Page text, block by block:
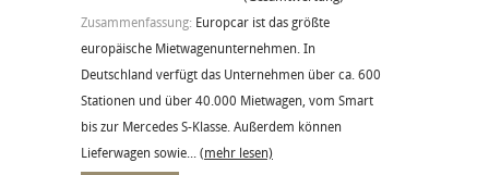
Zusammenfassung: Europcar ist das größte
europäische Mietwagenunternehmen. In
Deutschland verfügt das Unternehmen über ca. 600
Stationen und über 40.000 Mietwagen, vom Smart
bis zur Mercedes S-Klasse. Außerdem können
Lieferwagen sowie... (mehr lesen)